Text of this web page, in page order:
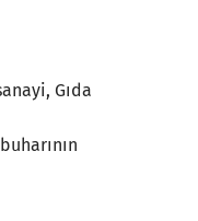
Gıda